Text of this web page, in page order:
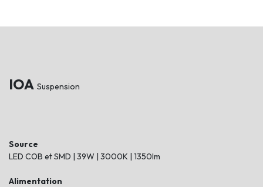
IOA ​Suspension
Source
LED COB et SMD | 39W | 3000K | 1350lm
Alimentation